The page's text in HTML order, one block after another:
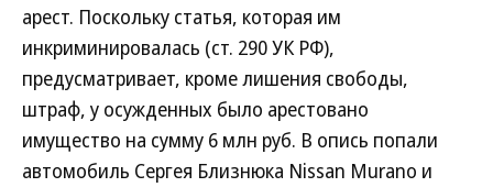
арест. Поскольку статья, которая им
инкриминировалась (ст. 290 УК РФ),
предусматривает, кроме лишения свободы,
штраф, у осужденных было арестовано
имущество на сумму 6 млн руб. В опись попали
автомобиль Сергея Близнюка Nissan Murano и